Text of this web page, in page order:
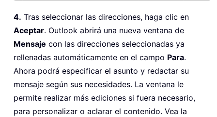
4. Tras seleccionar las direcciones, haga clic en
Aceptar. Outlook abrirá una nueva ventana de
Mensaje con las direcciones seleccionadas ya
rellenadas automáticamente en el campo Para.
Ahora podrá especificar el asunto y redactar su
mensaje según sus necesidades. La ventana le
permite realizar más ediciones si fuera necesario,
para personalizar o aclarar el contenido. Vea la